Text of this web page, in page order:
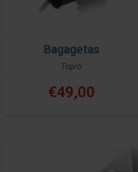
Bagagetas
Topro
€49,00